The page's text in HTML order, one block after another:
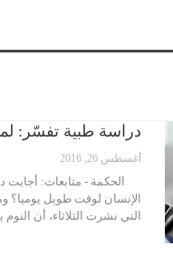
دراسة طبية تفسّر:
أغسطس 26, 2016
الحكمة - متابعات: أجابت
الإنسان لوقت طويل يوميا؟
التي نشرت الثلاثاء، أن